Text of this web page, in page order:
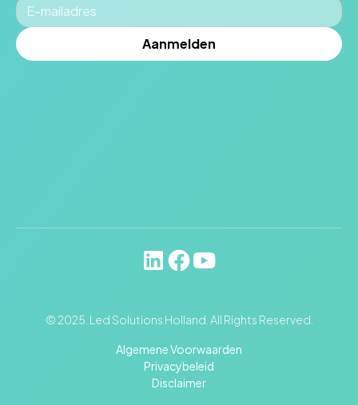
Algemene Voorwaarden
Privacybeleid
Disclaimer
© 2025. Led Solutions Holland. All Rights Reserved.